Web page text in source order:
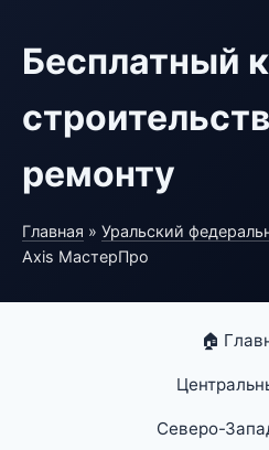
Бесплатный
ремонту
Главная » Уральский
Axis МастерПро
🏠
Северо-